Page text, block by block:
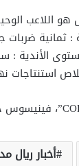
هو اللاعب
الأندية :
استنتاجات
أخبار ريال